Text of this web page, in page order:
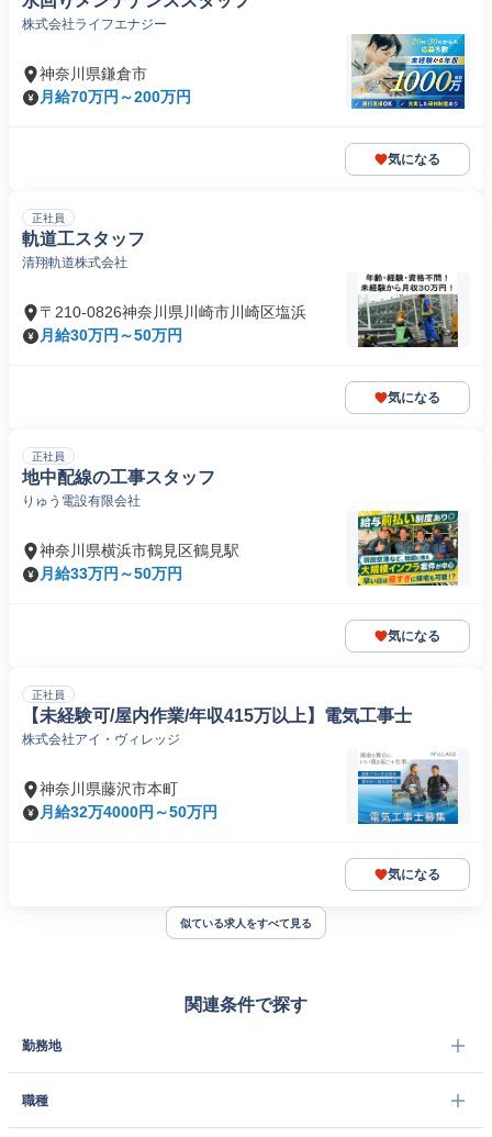
株式会社ライフエナジー
神奈川県鎌倉市
月給70万円～200万円
気になる
正社員
軌道工スタッフ
清翔軌道株式会社
〒210-0826神奈川県川崎市川崎区塩浜
月給30万円～50万円
気になる
正社員
地中配線の工事スタッフ
りゅう電設有限会社
神奈川県横浜市鶴見区鶴見駅
月給33万円～50万円
気になる
正社員
【未経験可/屋内作業/年収415万以上】電気工事士
株式会社アイ・ヴィレッジ
神奈川県藤沢市本町
月給32万4000円～50万円
気になる
似ている求人をすべて見る
関連条件で探す
勤務地
職種